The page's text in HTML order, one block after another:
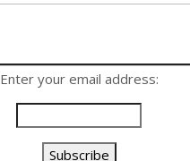
Enter your email address: